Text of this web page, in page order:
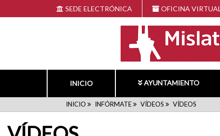
al
SEDE ELECTRÓNICA OFICINA
INICIO AYUNTAMIENTO
RUTA
INICIO INFÓRMATE VÍDEOS VÍDEOS